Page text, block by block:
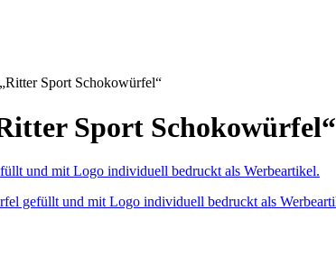
Sport Schokowürfel“
Sport Schokowürfel“